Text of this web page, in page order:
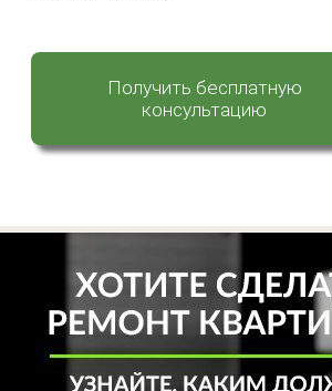
Получить бесплатную
консультацию